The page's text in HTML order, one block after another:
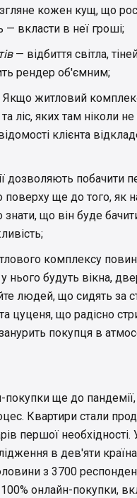
кожен кущ, що
— вкласти в неї гроші;
— відбиття світла,
рендер об'ємним;
Якщо житловий
ліс, яких там ніколи
клієнта
дозволяють побачити
поверху ще до того, як
що він буде
комплексу
нього будуть вікна,
людей, що сидять за
цуценя, що радісно
покупця в
ще до
Квартири стали
першої
в дев'яти
з 3700
онлайн-покупки,